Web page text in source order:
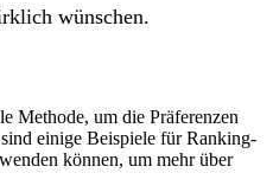
wünschen.
Methode, um die Präferenzen
einige Beispiele für Ranking-
können, um mehr über